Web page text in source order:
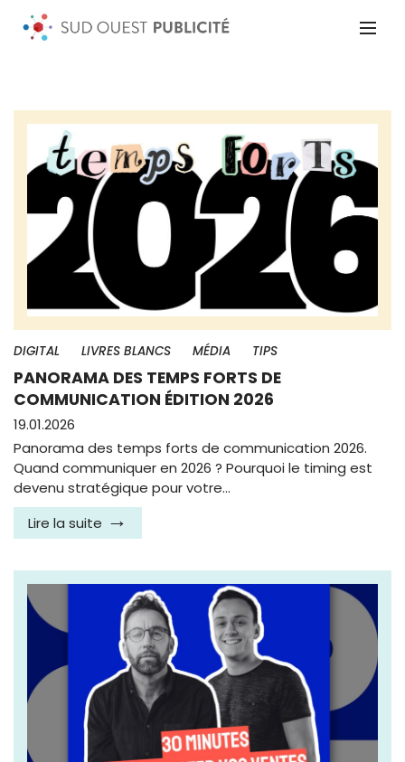
DIGITAL LIVRES BLANCS MÉDIA TIPS
PANORAMA DES TEMPS FORTS DE
COMMUNICATION ÉDITION 2026
19.01.2026
Panorama des temps forts de communication 2026.
Quand communiquer en 2026 ? Pourquoi le timing est
devenu stratégique pour votre…
Lire la suite